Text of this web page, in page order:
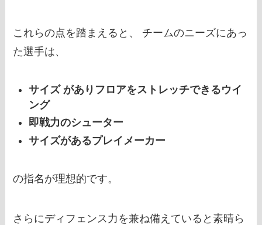
これらの点を踏まえると、 チームのニーズにあっ
た選手は、
サイズ がありフロアをストレッチできるウイ
ング
即戦力のシューター
サイズがあるプレイメーカー
の指名が理想的です。
さらにディフェンス力を兼ね備えていると素晴ら